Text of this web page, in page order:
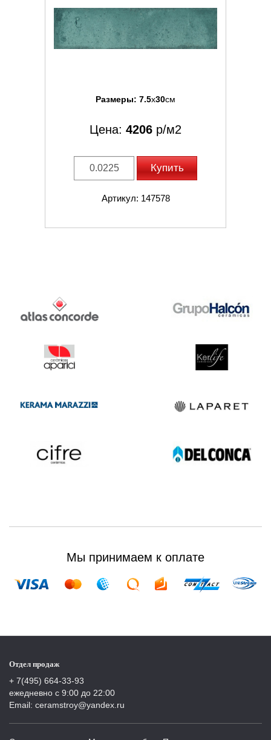
Размеры: 7.5x30см
Цена: 4206 р/м2
Купить
Артикул: 147578
Мы принимаем к оплате
Отдел продаж
+ 7(495) 664-33-93
ежедневно с 9:00 до 22:00
Email: ceramstroy@yandex.ru